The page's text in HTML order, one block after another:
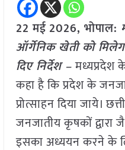
22 मई2026, भोपाल:
ऑर्गेनिक खेती को
दिए निर्देश –मध्यप्रदेश
कहा है कि प्रदेश के
प्रोत्साहन दिया जाये।
जनजातीय कृषकों द्वारा
इसका अध्ययन करने के